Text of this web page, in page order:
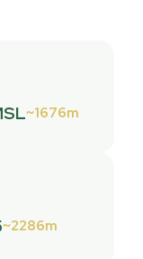
1676m
2286m